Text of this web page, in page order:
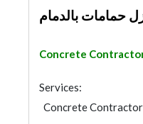
حمامات بالدمام
Concrete
Services:
Concrete